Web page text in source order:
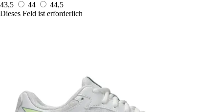
43,5
44
44,5
Dieses Feld ist erforderlich